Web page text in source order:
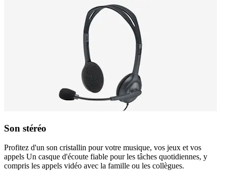
Son stéréo
Profitez d'un son cristallin pour votre musique, vos jeux et vos
appels Un casque d'écoute fiable pour les tâches quotidiennes, y
compris les appels vidéo avec la famille ou les collègues.